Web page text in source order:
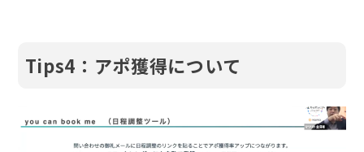
Tips4：アポ獲得について